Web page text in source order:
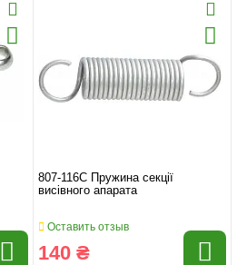
807-116C Пружина секції
висівного апарата
Оставить отзыв
140 ₴